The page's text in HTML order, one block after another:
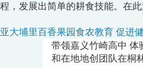
程，发展出简单的耕食技能。在
亚大埔里百香果园食农教育 促进
带领嘉义竹崎高中 体
和在地地创团队在桐